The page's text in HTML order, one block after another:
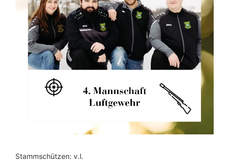
Stammschützen: v.l.